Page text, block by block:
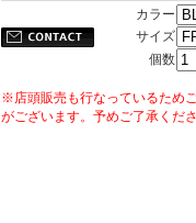
カラー
サイズ
個数
※店頭販売も行なっているため
がございます。予めご了承くだ